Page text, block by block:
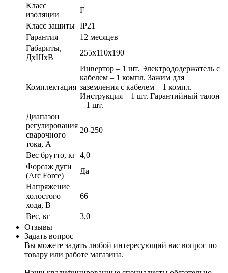
Класс
изоляции
F
Класс защиты IP21
Гарантия
12 месяцев
Габариты,
ДхШхВ
255х110х190
Комплектация
Инвертор – 1 шт. Электрододержатель с
кабелем – 1 компл. Зажим для
заземления с кабелем – 1 компл.
Инструкция – 1 шт. Гарантийный талон
– 1 шт.
Диапазон
регулирования
сварочного
тока, А
20-250
Вес брутто, кг 4,0
Форсаж дуги
(Arc Force)
Да
Напряжение
холостого
хода, В
66
Вес, кг
3,0
Отзывы
Задать вопрос
Вы можете задать любой интересующий вас вопрос по
товару или работе магазина.